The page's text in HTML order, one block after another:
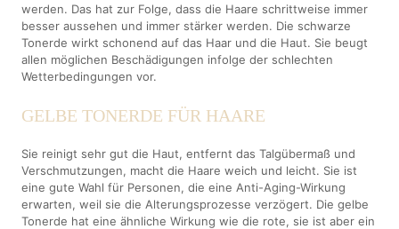
werden. Das hat zur Folge, dass die Haare schrittweise immer
besser aussehen und immer stärker werden. Die schwarze
Tonerde wirkt schonend auf das Haar und die Haut. Sie beugt
allen möglichen Beschädigungen infolge der schlechten
Wetterbedingungen vor.
GELBE TONERDE FÜR HAARE
Sie reinigt sehr gut die Haut, entfernt das Talgübermaß und
Verschmutzungen, macht die Haare weich und leicht. Sie ist
eine gute Wahl für Personen, die eine Anti-Aging-Wirkung
erwarten, weil sie die Alterungsprozesse verzögert. Die gelbe
Tonerde hat eine ähnliche Wirkung wie die rote, sie ist aber ein